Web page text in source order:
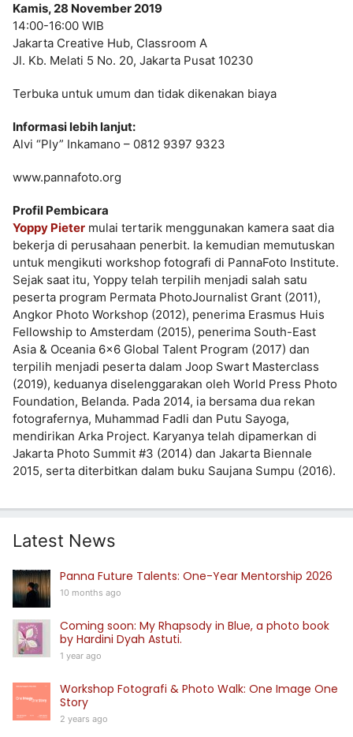
Kamis, 28 November 2019
14:00-16:00 WIB
Jakarta Creative Hub, Classroom A
Jl. Kb. Melati 5 No. 20, Jakarta Pusat 10230
Terbuka untuk umum dan tidak dikenakan biaya
Informasi lebih lanjut:
Alvi “Ply” Inkamano – 0812 9397 9323
www.pannafoto.org
Profil Pembicara
Yoppy Pieter mulai tertarik menggunakan kamera saat dia
bekerja di perusahaan penerbit. Ia kemudian memutuskan
untuk mengikuti workshop fotografi di PannaFoto Institute.
Sejak saat itu, Yoppy telah terpilih menjadi salah satu
peserta program Permata PhotoJournalist Grant (2011),
Angkor Photo Workshop (2012), penerima Erasmus Huis
Fellowship to Amsterdam (2015), penerima South-East
Asia & Oceania 6×6 Global Talent Program (2017) dan
terpilih menjadi peserta dalam Joop Swart Masterclass
(2019), keduanya diselenggarakan oleh World Press Photo
Foundation, Belanda. Pada 2014, ia bersama dua rekan
fotografernya, Muhammad Fadli dan Putu Sayoga,
mendirikan Arka Project. Karyanya telah dipamerkan di
Jakarta Photo Summit #3 (2014) dan Jakarta Biennale
2015, serta diterbitkan dalam buku Saujana Sumpu (2016).
Latest News
Panna Future Talents: One-Year Mentorship 2026
10 months ago
Coming soon: My Rhapsody in Blue, a photo book
by Hardini Dyah Astuti.
1 year ago
Workshop Fotografi & Photo Walk: One Image One
Story
2 years ago